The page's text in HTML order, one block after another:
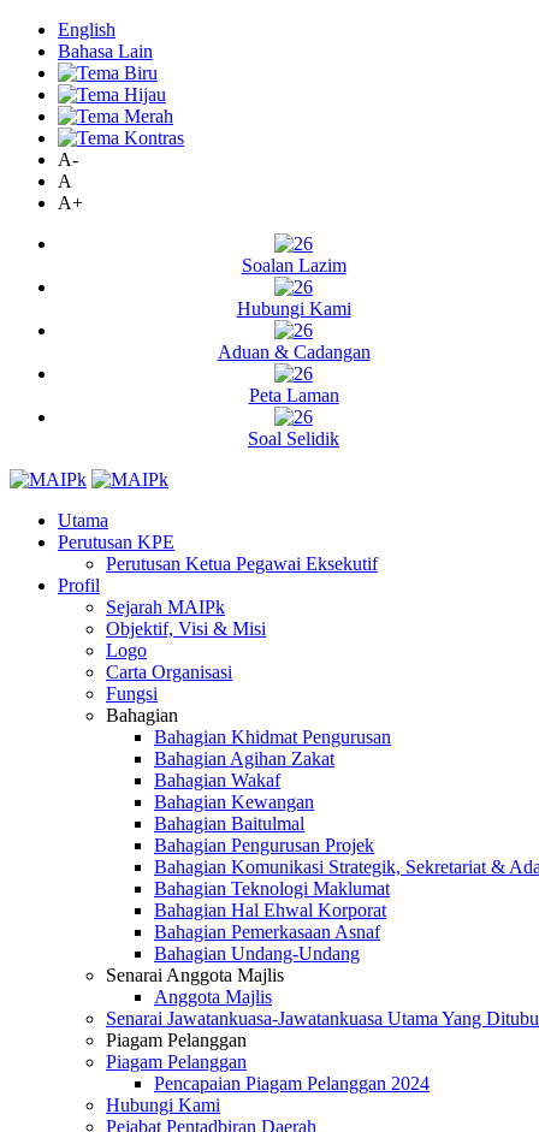
English
Bahasa Lain
A-
A
A+
Soalan Lazim
Hubungi Kami
Aduan & Cadangan
Peta Laman
Soal Selidik
Utama
Perutusan KPE
Perutusan Ketua Pegawai Eksekutif
Profil
Sejarah MAIPk
Objektif, Visi & Misi
Logo
Carta Organisasi
Fungsi
Bahagian
Bahagian Khidmat Pengurusan
Bahagian Agihan Zakat
Bahagian Wakaf
Bahagian Kewangan
Bahagian Baitulmal
Bahagian Pengurusan Projek
Bahagian Komunikasi Strategik, Sekretariat &
Bahagian Teknologi Maklumat
Bahagian Hal Ehwal Korporat
Bahagian Pemerkasaan Asnaf
Bahagian Undang-Undang
Senarai Anggota Majlis
Anggota Majlis
Senarai Jawatankuasa-Jawatankuasa Utama Yang
Piagam Pelanggan
Piagam Pelanggan
Pencapaian Piagam Pelanggan 2024
Hubungi Kami
Pejabat Pentadbiran Daerah